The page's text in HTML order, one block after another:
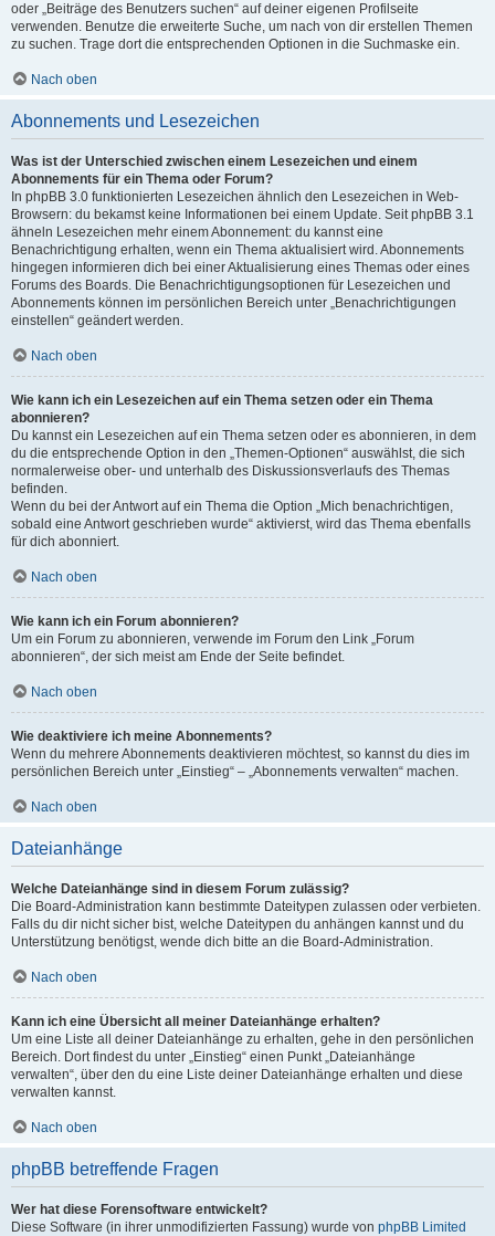
oder „Beiträge des Benutzers suchen“ auf deiner eigenen Profilseite
verwenden. Benutze die erweiterte Suche, um nach von dir erstellen Themen
zu suchen. Trage dort die entsprechenden Optionen in die Suchmaske ein.
Nach oben
Abonnements und Lesezeichen
Was ist der Unterschied zwischen einem Lesezeichen und einem
Abonnements für ein Thema oder Forum?
In phpBB 3.0 funktionierten Lesezeichen ähnlich den Lesezeichen in Web-
Browsern: du bekamst keine Informationen bei einem Update. Seit phpBB 3.1
ähneln Lesezeichen mehr einem Abonnement: du kannst eine
Benachrichtigung erhalten, wenn ein Thema aktualisiert wird. Abonnements
hingegen informieren dich bei einer Aktualisierung eines Themas oder eines
Forums des Boards. Die Benachrichtigungsoptionen für Lesezeichen und
Abonnements können im persönlichen Bereich unter „Benachrichtigungen
einstellen“ geändert werden.
Nach oben
Wie kann ich ein Lesezeichen auf ein Thema setzen oder ein Thema
abonnieren?
Du kannst ein Lesezeichen auf ein Thema setzen oder es abonnieren, in dem
du die entsprechende Option in den „Themen-Optionen“ auswählst, die sich
normalerweise ober- und unterhalb des Diskussionsverlaufs des Themas
befinden.
Wenn du bei der Antwort auf ein Thema die Option „Mich benachrichtigen,
sobald eine Antwort geschrieben wurde“ aktivierst, wird das Thema ebenfalls
für dich abonniert.
Nach oben
Wie kann ich ein Forum abonnieren?
Um ein Forum zu abonnieren, verwende im Forum den Link „Forum
abonnieren“, der sich meist am Ende der Seite befindet.
Nach oben
Wie deaktiviere ich meine Abonnements?
Wenn du mehrere Abonnements deaktivieren möchtest, so kannst du dies im
persönlichen Bereich unter „Einstieg“ – „Abonnements verwalten“ machen.
Nach oben
Dateianhänge
Welche Dateianhänge sind in diesem Forum zulässig?
Die Board-Administration kann bestimmte Dateitypen zulassen oder verbieten.
Falls du dir nicht sicher bist, welche Dateitypen du anhängen kannst und du
Unterstützung benötigst, wende dich bitte an die Board-Administration.
Nach oben
Kann ich eine Übersicht all meiner Dateianhänge erhalten?
Um eine Liste all deiner Dateianhänge zu erhalten, gehe in den persönlichen
Bereich. Dort findest du unter „Einstieg“ einen Punkt „Dateianhänge
verwalten“, über den du eine Liste deiner Dateianhänge erhalten und diese
verwalten kannst.
Nach oben
phpBB betreffende Fragen
Wer hat diese Forensoftware entwickelt?
Diese Software (in ihrer unmodifizierten Fassung) wurde von phpBB Limited